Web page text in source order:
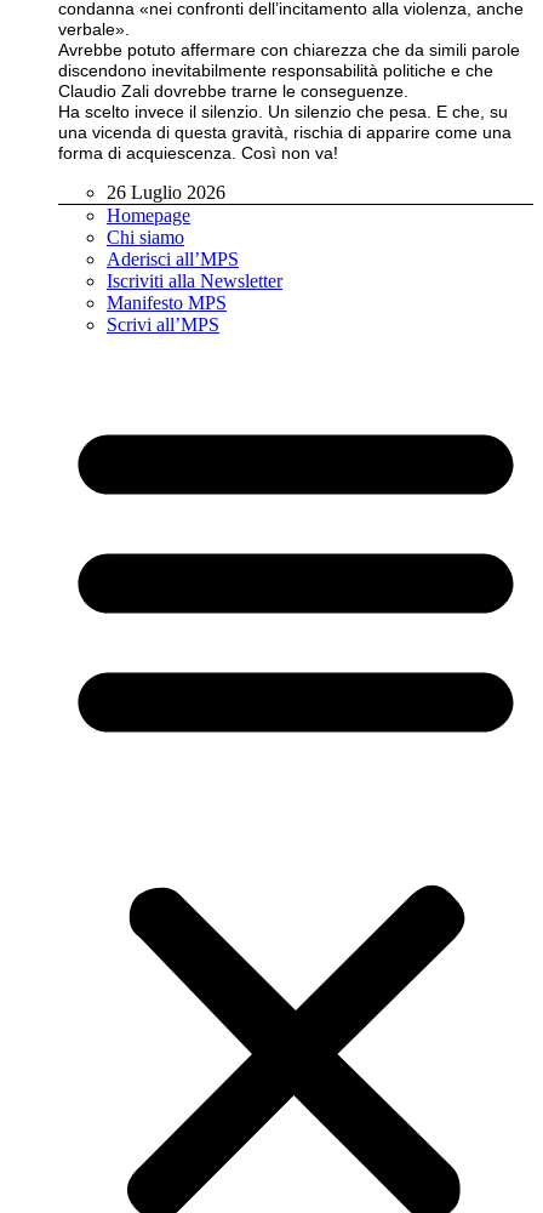
condanna «nei confronti dell’incitamento alla violenza, anche
verbale».
Avrebbe potuto affermare con chiarezza che da simili parole
discendono inevitabilmente responsabilità politiche e che
Claudio Zali dovrebbe trarne le conseguenze.
Ha scelto invece il silenzio. Un silenzio che pesa. E che, su
una vicenda di questa gravità, rischia di apparire come una
forma di acquiescenza. Così non va!
26 Luglio 2026
Homepage
Chi siamo
Aderisci all’MPS
Iscriviti alla Newsletter
Manifesto MPS
Scrivi all’MPS